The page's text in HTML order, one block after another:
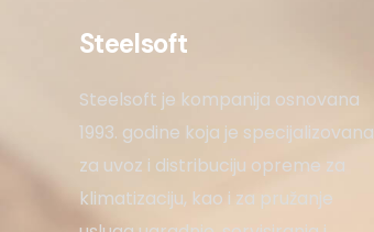
Steelsoft
Steelsoft je kompanija osnovana
1993. godine koja je specijalizovana
za uvoz i distribuciju opreme za
klimatizaciju, kao i za pružanje